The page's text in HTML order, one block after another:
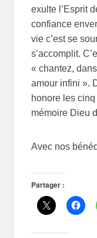
exulte l’Esprit
confiance
vie c’est se
s’accomplit.
« chantez,
amour infini ».
honore les
mémoire Dieu
Avec nos
Partager :